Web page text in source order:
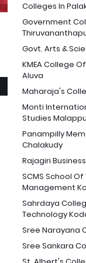
Colleges In
Government
Govt. Arts &
KMEA College
Aluva
Maharaja's
Monti
Studies
Panampilly
Chalakudy
Rajagiri
SCMS School
Management
Sahrdaya
Technology
Sree Narayana
Sree Sankara